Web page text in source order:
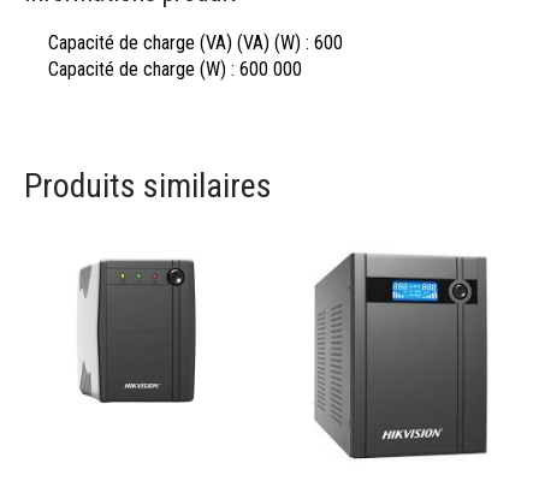
Capacité de charge (VA) (VA) (W) : 600
Capacité de charge (W) : 600 000
Produits similaires